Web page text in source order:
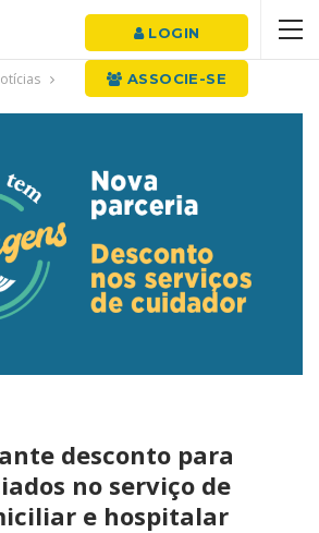
LOGIN
ASSOCIE-SE
desconto para
no serviço de
e hospitalar